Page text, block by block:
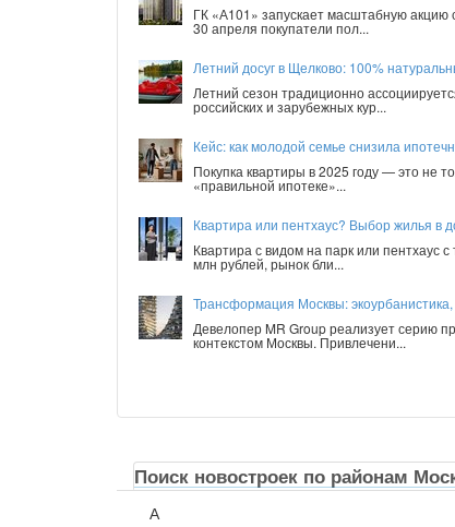
ГК «А101» запускает масштабную
30 апреля покупатели пол...
Летний досуг в Щелково: 100%
Летний сезон традиционно
российских и зарубежных кур...
Кейс: как молодой семье снизила
Покупка квартиры в 2025 году — это не
«правильной ипотеке»...
Квартира или пентхаус? Выбор жилья в
Квартира с видом на парк или пентхаус
млн рублей, рынок бли...
Трансформация Москвы:
Девелопер MR Group реализует серию
контекстом Москвы. Привлечени...
Поиск новостроек по районам
А